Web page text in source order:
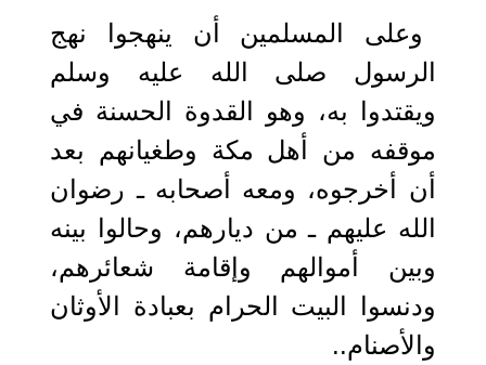
وعلى المسلمين أن ينهجوا نهج
الرسول صلى الله عليه وسلم
ويقتدوا به، وهو القدوة الحسنة في
موقفه من أهل مكة وطغيانهم بعد
أن أخرجوه، ومعه أصحابه ـ رضوان
الله عليهم ـ من ديارهم، وحالوا بينه
وبين أموالهم وإقامة شعائرهم،
ودنسوا البيت الحرام بعبادة الأوثان
والأصنام..